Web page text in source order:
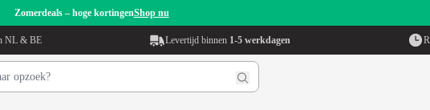
Zomerdeals – hoge kortingenShop nu
NL & BE Levertijd binnen 1-5 werkdagen